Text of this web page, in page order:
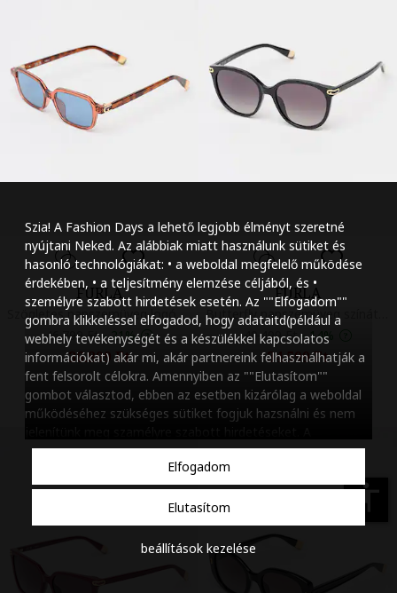
Szia! A Fashion Days a lehető legjobb élményt szeretné
nyújtani Neked. Az alábbiak miatt használunk sütiket és
hasonló technológiákat: • a weboldal megfelelő működése
érdekében, • a teljesítmény elemzése céljából, és •
személyre szabott hirdetések esetén. Az ""Elfogadom""
gombra klikkeléssel elfogadod, hogy adataitd(például a
webhely tevékenységét és a készülékkel kapcsolatos
információkat) akár mi, akár partnereink felhasználhatják a
fent felsorolt célokra. Amennyiben az ""Elutasítom""
gombot választod, ebben az esetben kizárólag a weboldal
működéséhez szükséges sütiket fogjuk hazsnálni és nem
beállításaidat bármikor módosíthatod, a ""Beállítások
kezelése"" gombra kattintva. Tudj meg többet
szabályzatunkról.
Elfogadom
Elutasítom
beállítások kezelése
FURLA
Szögletes napszemüveg logóval, Sötétpiros
46.799 Ft -21%
36.899 Ft
FURLA
40.499 Ft -14%
34.599 Ft
accessibility
Szöveg méretének
Szóköz növelése
Szóköz csökkentése
Sortávolság
Sortávolság
Színek invertálása
Szürke
Nagy kurzor